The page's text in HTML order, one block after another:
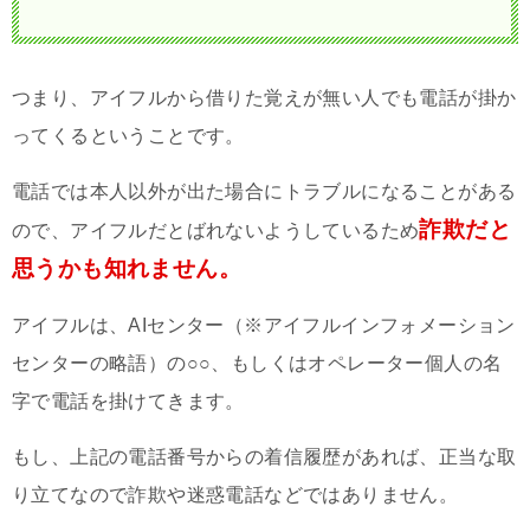
つまり、アイフルから借りた覚えが無い人でも電話が掛か
ってくるということです。
電話では本人以外が出た場合にトラブルになることがある
ので、アイフルだとばれないようしているため詐欺だと
思うかも知れません。
アイフルは、AIセンター（※アイフルインフォメーション
センターの略語）の○○、もしくはオペレーター個人の名
字で電話を掛けてきます。
もし、上記の電話番号からの着信履歴があれば、正当な取
り立てなので詐欺や迷惑電話などではありません。